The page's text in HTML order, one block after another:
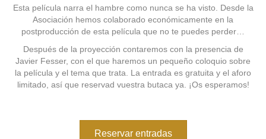
Esta película narra el hambre como nunca se ha visto. Desde la
Asociación hemos colaborado económicamente en la
postproducción de esta película que no te puedes perder…
Después de la proyección contaremos con la presencia de
Javier Fesser, con el que haremos un pequeño coloquio sobre
la película y el tema que trata. La entrada es gratuita y el aforo
limitado, así que reservad vuestra butaca ya. ¡Os esperamos!
Reservar entradas